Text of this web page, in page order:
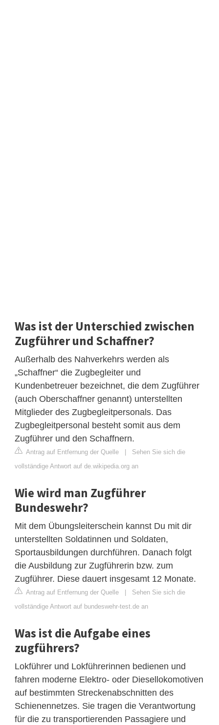
Was ist der Unterschied zwischen
Zugführer und Schaffner?
Außerhalb des Nahverkehrs werden als
„Schaffner“ die Zugbegleiter und
Kundenbetreuer bezeichnet, die dem Zugführer
(auch Oberschaffner genannt) unterstellten
Mitglieder des Zugbegleitpersonals. Das
Zugbegleitpersonal besteht somit aus dem
Zugführer und den Schaffnern.
Antrag auf Entfernung der Quelle | Sehen Sie sich die
vollständige Antwort auf de.wikipedia.org an
Wie wird man Zugführer
Bundeswehr?
Mit dem Übungsleiterschein kannst Du mit dir
unterstellten Soldatinnen und Soldaten,
Sportausbildungen durchführen. Danach folgt
die Ausbildung zur Zugführerin bzw. zum
Zugführer. Diese dauert insgesamt 12 Monate.
Antrag auf Entfernung der Quelle | Sehen Sie sich die
vollständige Antwort auf bundeswehr-test.de an
Was ist die Aufgabe eines
zugführers?
Lokführer und Lokführerinnen bedienen und
fahren moderne Elektro- oder Diesellokomotiven
auf bestimmten Streckenabschnitten des
Schienennetzes. Sie tragen die Verantwortung
für die zu transportierenden Passagiere und